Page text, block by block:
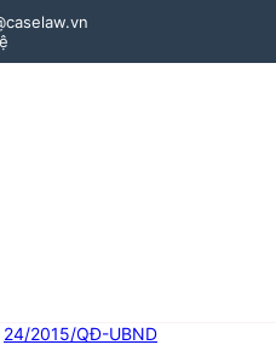
24/2015/QĐ-UBND